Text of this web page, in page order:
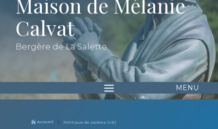
Calvat
Bergère de La Salette
Accueil 5 Politique de cookies (UE)